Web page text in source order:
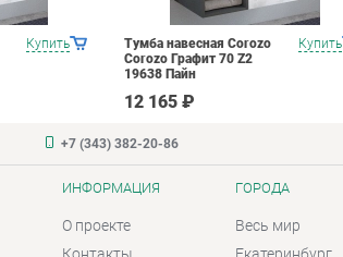
Купить Купить
Тумба навесная Corozo
Corozo Графит 70 Z2
19638 Пайн
12 165 ₽
+7 (343) 382-20-86
ИНФОРМАЦИЯ
О проекте
Контакты
ГОРОДА
Весь мир
Екатеринбург